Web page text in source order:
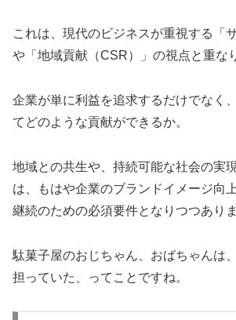
これは、現代のビジネスが重視する「
や「地域貢献（CSR）」の視点と重な
企業が単に利益を追求するだけでなく
てどのような貢献ができるか。
地域との共生や、持続可能な社会の実
は、もはや企業のブランドイメージ向
継続のための必須要件となりつつありま
駄菓子屋のおじちゃん、おばちゃんは
担っていた、ってことですね。